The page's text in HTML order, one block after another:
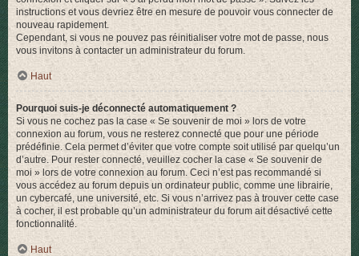
instructions et vous devriez être en mesure de pouvoir vous connecter de
nouveau rapidement.
Cependant, si vous ne pouvez pas réinitialiser votre mot de passe, nous
vous invitons à contacter un administrateur du forum.
Haut
Pourquoi suis-je déconnecté automatiquement ?
Si vous ne cochez pas la case « Se souvenir de moi » lors de votre
connexion au forum, vous ne resterez connecté que pour une période
prédéfinie. Cela permet d’éviter que votre compte soit utilisé par quelqu’un
d’autre. Pour rester connecté, veuillez cocher la case « Se souvenir de
moi » lors de votre connexion au forum. Ceci n’est pas recommandé si
vous accédez au forum depuis un ordinateur public, comme une librairie,
un cybercafé, une université, etc. Si vous n’arrivez pas à trouver cette case
à cocher, il est probable qu’un administrateur du forum ait désactivé cette
fonctionnalité.
Haut